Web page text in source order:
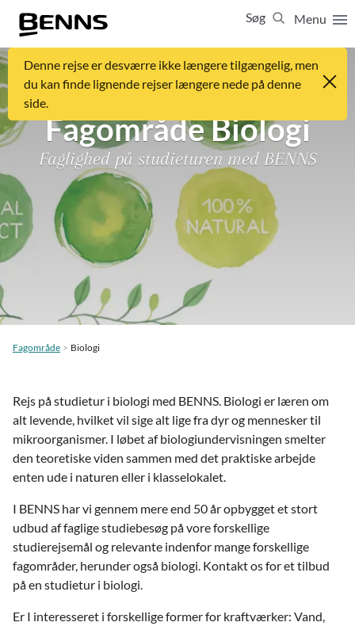
Menu
Søg
Denne rejse er desværre ikke længere tilgængelig, men
du kan finde lignende rejser længere nede på denne
side.
65 65 65 63
Fagområde Biologi
Faglighed på studieturen med BENNS
Fagområde Biologi
Rejs på studietur i biologi med BENNS. Biologi er læren om
alt levende, hvilket vil sige alt lige fra dyr og mennesker til
mikroorganismer. I løbet af biologiundervisningen smelter
den teoretiske viden sammen med det praktiske arbejde
enten ude i naturen eller i klasselokalet.
I BENNS har vi gennem mere end 50 år opbygget et stort
udbud af faglige studiebesøg på vore forskellige
studierejsemål og relevante indenfor mange forskellige
fagområder, herunder også biologi. Kontakt os for et tilbud
på en studietur i biologi.
Er I interesseret i forskellige former for kraftværker: Vand,
Luk
Vis resultater for:
Firma- og temarejser
Studierejser